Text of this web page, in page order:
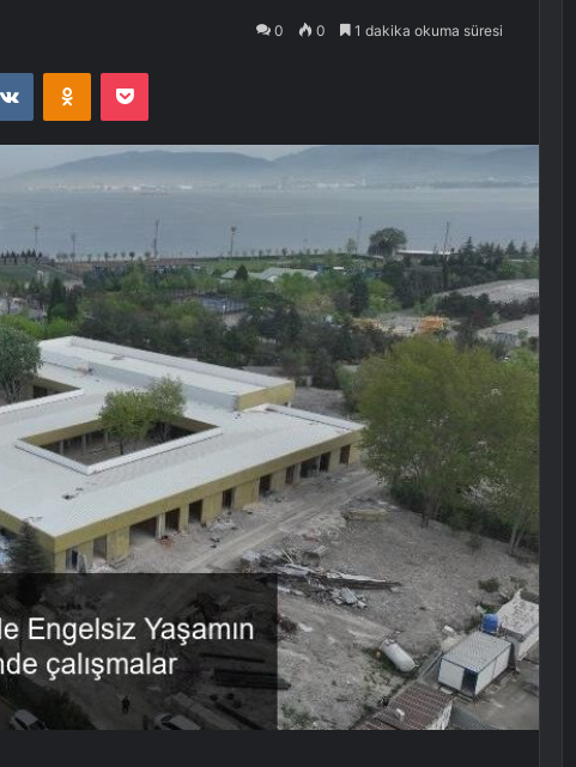
0 0 1 dakika okuma süresi
VKontakteOdnoklassniki
Pocket